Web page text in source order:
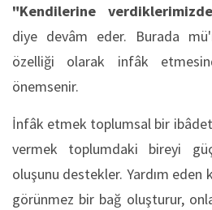
"Kendilerine
diye devâm eder. Burada
özelliği olarak infâk
önemsenir.
İnfâk etmek toplumsal bir
vermek toplumdaki bireyi
oluşunu destekler. Yardım eden
görünmez bir bağ oluşturur,